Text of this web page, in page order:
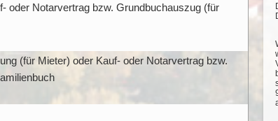
oder Notarvertrag bzw. Grundbuchauszug (für
(für Mieter) oder Kauf- oder Notarvertrag bzw.